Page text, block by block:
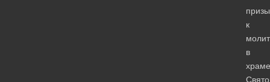
к
в
храме